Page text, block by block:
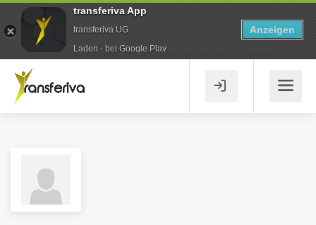
transferiva App
transferiva UG
Laden - bei Google Play
Anzeigen